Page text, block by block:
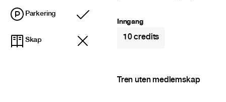
Parkering
Inkludert
Skap
Inngang
10credits
Tren uten medlemskap